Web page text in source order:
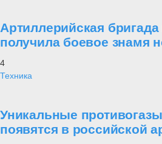
Артиллерийская
получила боевое знамя
4
Техника
Уникальные
появятся в российской